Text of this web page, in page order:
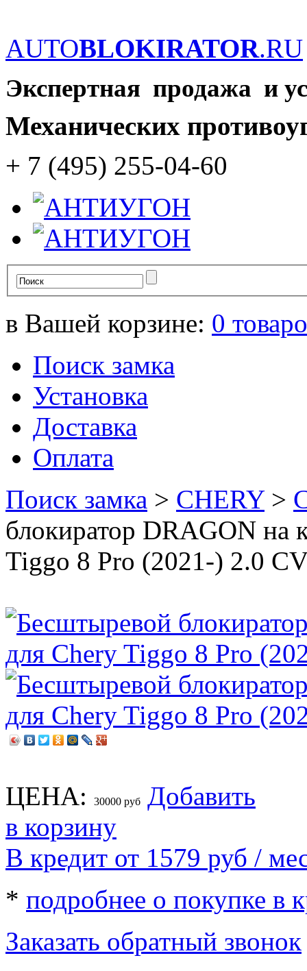
AUTOBLOKIRATOR.RU
Экспертная продажа и
Механических
+ 7 (495) 255-04-60
в Вашей корзине: 0
Поиск замка
Установка
Доставка
Оплата
Поиск замка > CHERY>
блокиратор DRAGON на
Tiggo 8 Pro (2021-) 2.0
ЦЕНА: 30000 руб
Добавить
в корзину
В кредит от 1579 руб /
* подробнее о покупке в
Заказать обратный звонок